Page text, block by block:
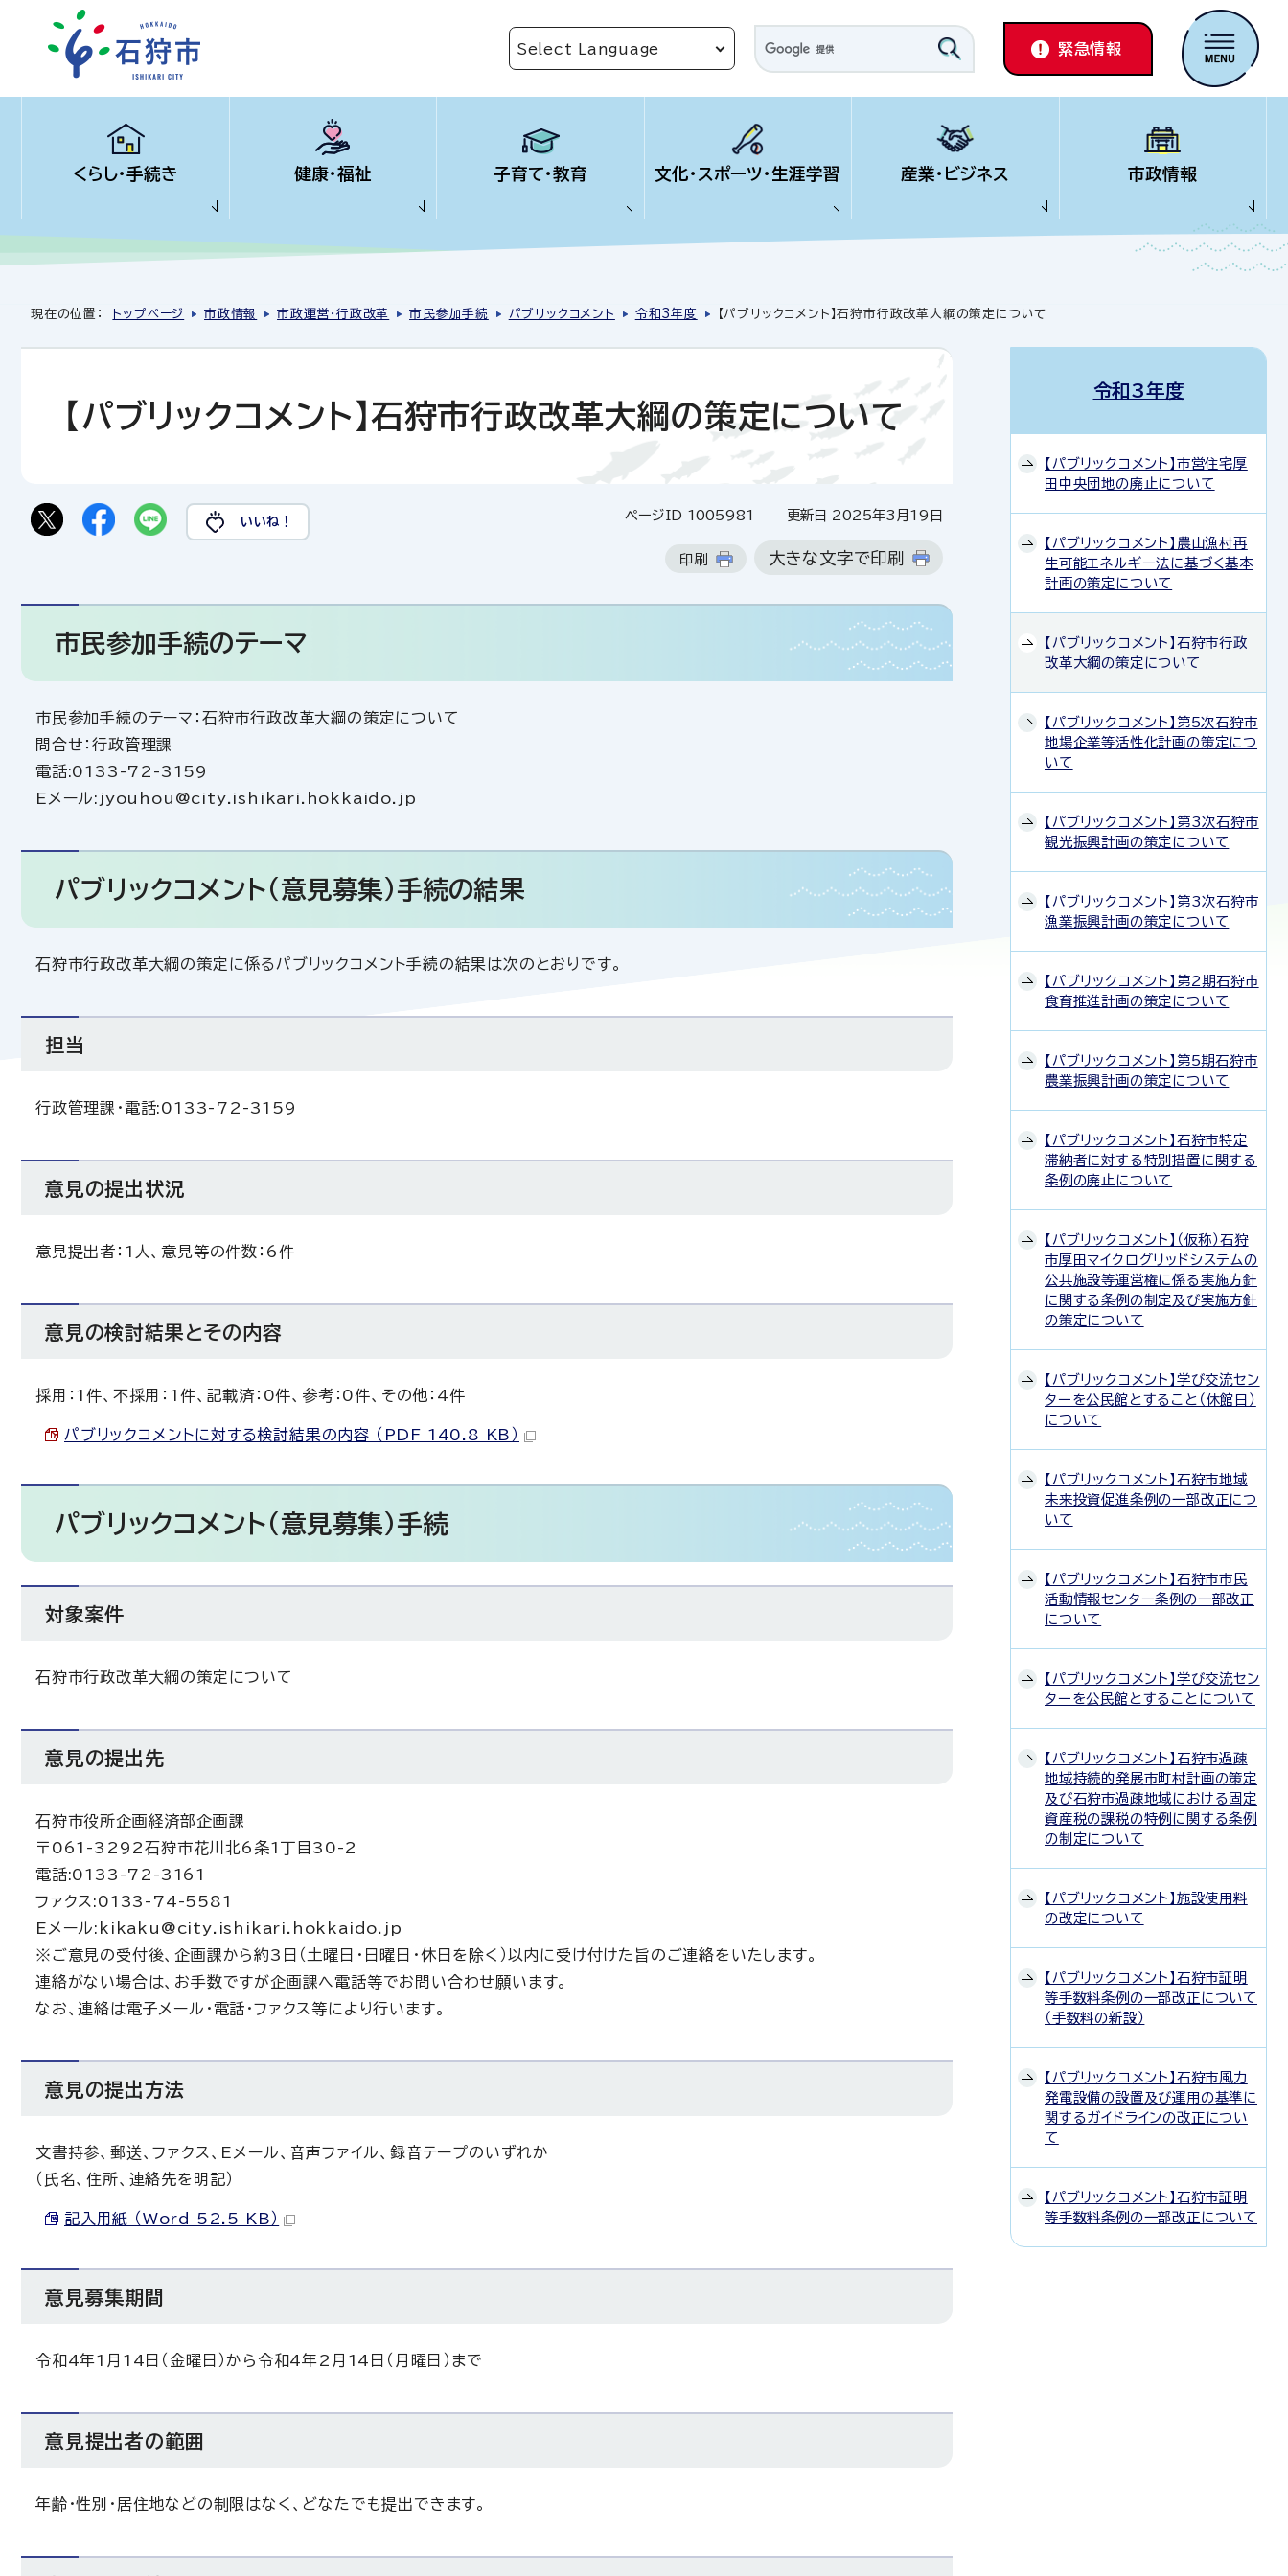
緊急情報
くらし・手続き 健康・福祉 子育て・教育 文化・スポーツ・生涯学習 産業・ビジネス 市政情報
現在の位置： トップページ 市政情報 市政運営・行政改革 市民参加手続 パブリックコメント 令和3年度 【パブリックコメント】石狩市行政改革大綱の策定について
【パブリックコメント】石狩市行政改革大綱の策定について
いいね！ ページID 1005981 更新日 2025年3月19日
印刷 大きな文字で印刷
市民参加手続のテーマ
市民参加手続のテーマ：石狩市行政改革大綱の策定について
問合せ：行政管理課
電話:0133-72-3159
Eメール:jyouhou@city.ishikari.hokkaido.jp
パブリックコメント（意見募集）手続の結果
石狩市行政改革大綱の策定に係るパブリックコメント手続の結果は次のとおりです。
担当
行政管理課・電話:0133-72-3159
意見の提出状況
意見提出者：1人、意見等の件数：6件
意見の検討結果とその内容
採用：1件、不採用：1件、記載済：0件、参考：0件、その他：4件
パブリックコメントに対する検討結果の内容 （PDF 140.8 KB）
パブリックコメント（意見募集）手続
対象案件
石狩市行政改革大綱の策定について
意見の提出先
石狩市役所企画経済部企画課
〒061-3292石狩市花川北6条1丁目30-2
電話:0133-72-3161
ファクス:0133-74-5581
Eメール:kikaku@city.ishikari.hokkaido.jp
※ご意見の受付後、企画課から約3日（土曜日・日曜日・休日を除く）以内に受け付けた旨のご連絡をいたします。
連絡がない場合は、お手数ですが企画課へ電話等でお問い合わせ願います。
なお、連絡は電子メール・電話・ファクス等により行います。
意見の提出方法
文書持参、郵送、ファクス、Eメール、音声ファイル、録音テープのいずれか
（氏名、住所、連絡先を明記）
記入用紙 （Word 52.5 KB）
意見募集期間
令和4年1月14日（金曜日）から令和4年2月14日（月曜日）まで
意見提出者の範囲
年齢・性別・居住地などの制限はなく、どなたでも提出できます。
令和3年度
【パブリックコメント】市営住宅厚
田中央団地の廃止について
【パブリックコメント】農山漁村再
生可能エネルギー法に基づく基本
計画の策定について
【パブリックコメント】石狩市行政
改革大綱の策定について
【パブリックコメント】第5次石狩市
地場企業等活性化計画の策定につ
いて
【パブリックコメント】第3次石狩市
観光振興計画の策定について
【パブリックコメント】第3次石狩市
漁業振興計画の策定について
【パブリックコメント】第2期石狩市
食育推進計画の策定について
【パブリックコメント】第5期石狩市
農業振興計画の策定について
【パブリックコメント】石狩市特定
滞納者に対する特別措置に関する
条例の廃止について
【パブリックコメント】（仮称）石狩
市厚田マイクログリッドシステムの
公共施設等運営権に係る実施方針
に関する条例の制定及び実施方針
の策定について
【パブリックコメント】学び交流セン
ターを公民館とすること（休館日）
について
【パブリックコメント】石狩市地域
未来投資促進条例の一部改正につ
いて
【パブリックコメント】石狩市市民
活動情報センター条例の一部改正
について
【パブリックコメント】学び交流セン
ターを公民館とすることについて
【パブリックコメント】石狩市過疎
地域持続的発展市町村計画の策定
及び石狩市過疎地域における固定
資産税の課税の特例に関する条例
の制定について
【パブリックコメント】施設使用料
の改定について
【パブリックコメント】石狩市証明
等手数料条例の一部改正について
（手数料の新設）
【パブリックコメント】石狩市風力
発電設備の設置及び運用の基準に
関するガイドラインの改正につい
て
【パブリックコメント】石狩市証明
等手数料条例の一部改正について